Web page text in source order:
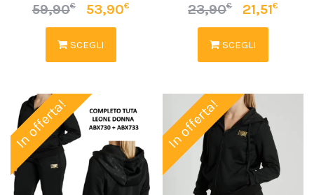
59,90€ 53,90€
SCEGLI
23,90€ 21,51€
SCEGLI
In offerta! In offerta!